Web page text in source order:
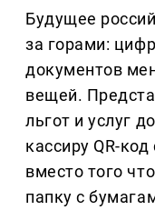
Будущее
за горами:
документов
вещей.
льгот и услуг
кассиру QR-
вместо того
папку с